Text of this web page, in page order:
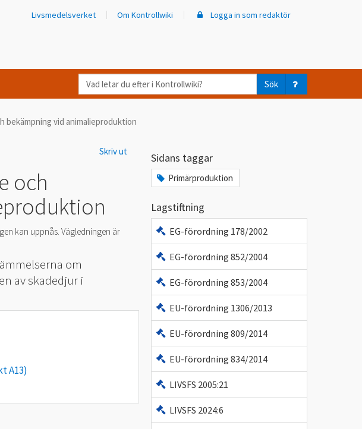
Livsmedelsverket Om Kontrollwiki Logga in som redaktör
Vad
letar
efter
Kontrollwiki?
Sök
bekämpning vid animalieproduktion
Skriv ut
och
kan uppnås. Vägledningen är
om
av skadedjur i
A13)
Sidans taggar
Primärproduktion
Lagstiftning
EG-förordning 178/2002
EG-förordning 852/2004
EG-förordning 853/2004
EU-förordning 1306/2013
EU-förordning 809/2014
EU-förordning 834/2014
LIVSFS 2005:21
LIVSFS 2024:6